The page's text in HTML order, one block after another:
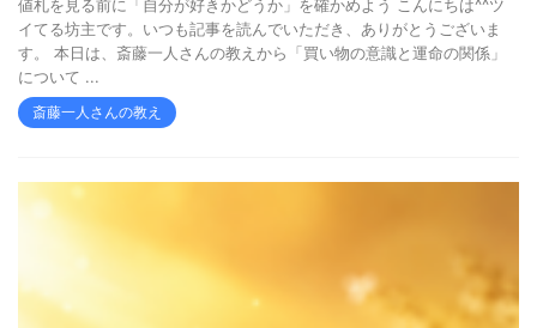
値札を見る前に「自分が好きかどうか」を確かめよう こんにちは^^ツ
イてる坊主です。いつも記事を読んでいただき、ありがとうございま
す。 本日は、斎藤一人さんの教えから「買い物の意識と運命の関係」
について ...
斎藤一人さんの教え